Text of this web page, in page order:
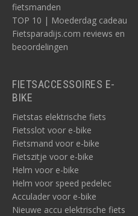
fietsmanden
TOP 10 | Moederdag cadeau
Fietsparadijs.com reviews en
beoordelingen
FIETSACCESSOIRES E-
BIKE
Fietstas elektrische fiets
Fietsslot voor e-bike
Fietsmand voor e-bike
Fietszitje voor e-bike
Helm voor e-bike
Helm voor speed pedelec
Acculader voor e-bike
Nieuwe accu elektrische fiets